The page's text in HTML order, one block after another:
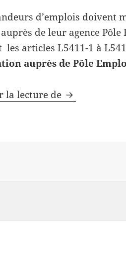
d’emplois doivent
de leur agence Pôle
articles L5411-1 à
auprès de Pôle
la lecture de Pôle Emploi: